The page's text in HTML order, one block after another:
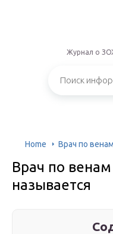
Журнал о
Home Врач по
Врач по
называется